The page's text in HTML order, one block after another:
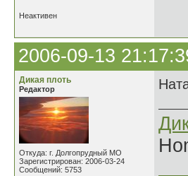
Неактивен
2006-09-13
Дикая плоть
Редактор
Откуда: г. Долгопрудный МО
Зарегистрирован: 2006-03-24
Сообщений: 5753